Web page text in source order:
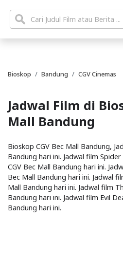
Bioskop Bandung CGV Cinemas
Jadwal Film di
Mall Bandung
Bioskop CGV Bec Mall Bandung,
Bandung hari ini. Jadwal film
CGV Bec Mall Bandung hari ini.
Bec Mall Bandung hari ini. Jadwal
Mall Bandung hari ini. Jadwal film
Bandung hari ini. Jadwal film Evil
Bandung hari ini.